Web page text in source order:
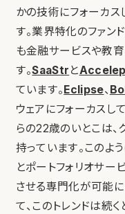
かの技術にフォーカス
す。業界特化のファン
も金融サービスや教
す。SaaStr と
ています。Eclipse、
ウェアにフォーカスし
らの22歳のいとこは、
持っています。このよ
とポートフォリオサー
させる専門化が可能
て、このトレンドは続